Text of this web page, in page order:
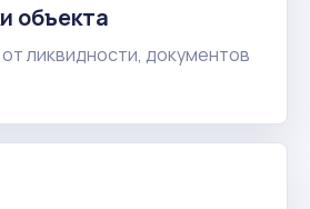
объекта
ликвидности, документов